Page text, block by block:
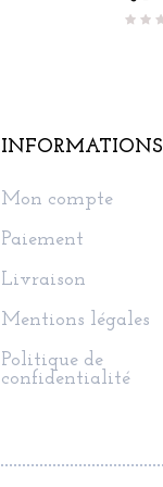
INFORMATIONS
Mon compte
Paiement
Livraison
Mentions légales
Politique de
confidentialité